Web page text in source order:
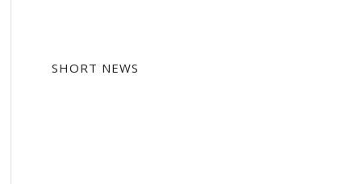
SHORT NEWS